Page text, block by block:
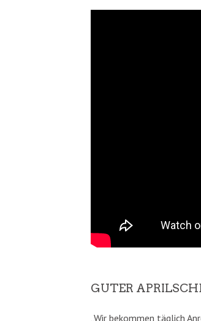
GUTER
„Wir bekommen täglich